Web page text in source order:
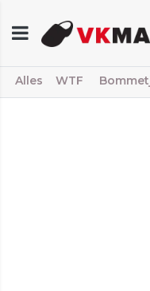
Alles WTF